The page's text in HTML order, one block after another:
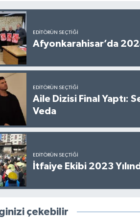
EDITÖRÜN SEÇTIĞI
Afyonkarahisar’da
EDITÖRÜN SEÇTIĞI
Aile Dizisi Final Yaptı:
Veda
EDITÖRÜN SEÇTIĞI
İtfaiye Ekibi 2023
çekebilir